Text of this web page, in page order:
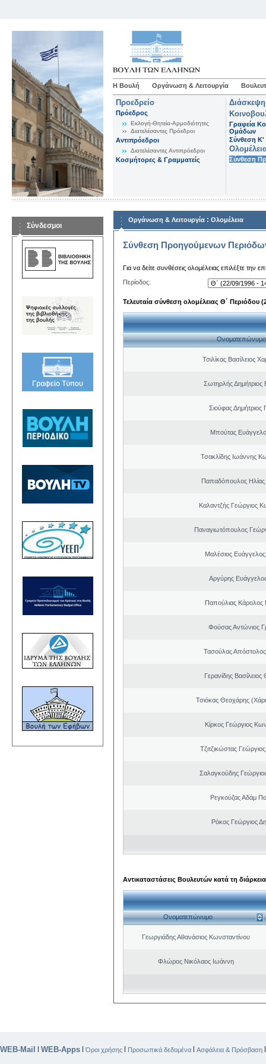
Η Βουλή Οργάνωση & Λειτουργία
Προεδρείο
Πρόεδρος
Εκλογή-Θητεία-Αρμοδιότητες
Διατελέσαντες Πρόεδροι
Αντιπρόεδροι
Διατελέσαντες Αντιπρόεδροι
Κοσμήτορες & Γραμματείς
Γραφεία
Ομάδων
Σύνθεση K'
Σύνθεση
Σύνδεσμοι
Οργάνωση & Λειτουργία : Ολομέλεια
Σύνθεση Προηγούμενων
Για να δείτε συνθέσεις ολομέλειας επιλέξτε την
Περίοδος:
Τελευταία σύνθεση ολομέλειας Θ΄ Περιόδου
Ονοματεπώνυμο
Τσιλίκας Βασίλειος
Σωτηρλής Δημήτριος
Σιούφας Δημήτριος
Μπούτας
Τσακλίδης Ιωάννης
Παπαδόπουλος Ηλίας
Καλαντζής Γεώργιος
Παναγιωτόπουλος
Μαλέσιος
Αργύρης
Παπούλιας Κάρολος
Φούσας Αντώνιος
Τασούλας Απόστολος
Γερανίδης
Τσιόκας Θεοχάρης
Κίρκος Γεώργιος
Τζιτζικώστας
Σαλαγκούδης
Ρεγκούζας Αδάμ
Ρόκος Γεώργιος
Αντικαταστάσεις Βουλευτών κατά τη
Ονοματεπώνυμο
Γεωργιάδης Αθανάσιος Κωνσταντίνου
Φλώρος Νικόλαος Ιωάννη
WEB-Mail | WEB-Apps |Όροι χρήσης | Προσωπικά δεδομένα | Ασφάλεια & Πρόσβαση